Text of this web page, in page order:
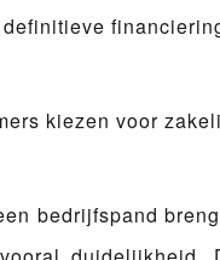
kiezen voor
bedrijfspand